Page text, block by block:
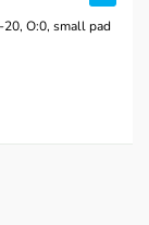
20, O:0, small pad